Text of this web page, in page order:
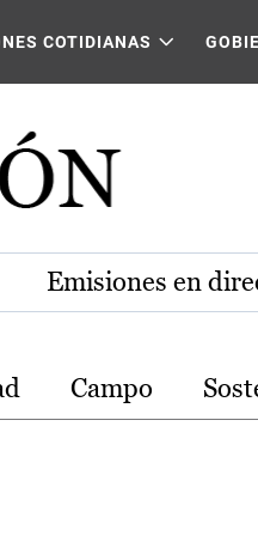
COTIDIANAS
Emisiones en
Campo